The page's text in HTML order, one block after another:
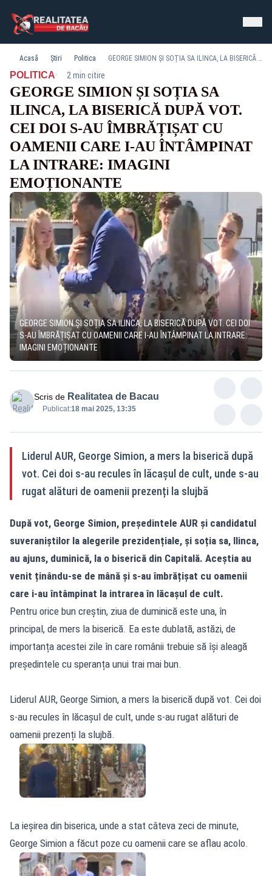
Acasă Știri Politica GEORGE SIMION ȘI SOȚIA SA ILINCA, LA BISERICĂ DUPĂ VOT. CEI DOI S-AU ÎMBRĂȚIȘAT CU OAMENII CARE I-AU ÎNTÂMPINAT LA INTRARE: IMAGINI EMOȚIONANTE
POLITICA· 2 min citire
GEORGE SIMION ȘI SOȚIA SA
ILINCA, LA BISERICĂ DUPĂ VOT.
CEI DOI S-AU ÎMBRĂȚIȘAT CU
OAMENII CARE I-AU ÎNTÂMPINAT
LA INTRARE: IMAGINI
EMOȚIONANTE
GEORGE SIMION ȘI SOȚIA SA ILINCA, LA BISERICĂ DUPĂ VOT. CEI DOI
S-AU ÎMBRĂȚIȘAT CU OAMENII CARE I-AU ÎNTÂMPINAT LA INTRARE:
IMAGINI EMOȚIONANTE
Scris de Realitatea de Bacau
Publicat:18 mai 2025, 13:35
Liderul AUR, George Simion, a mers la biserică după
vot. Cei doi s-au recules în lăcașul de cult, unde s-au
rugat alături de oamenii prezenți la slujbă
După vot, George Simion, președintele AUR și candidatul
suveraniștilor la alegerile prezidențiale, și soția sa, Ilinca,
au ajuns, duminică, la o biserică din Capitală. Aceștia au
venit ținându-se de mână și s-au îmbrățișat cu oamenii
care i-au întâmpinat la intrarea în lăcașul de cult.
Pentru orice bun creștin, ziua de duminică este una, în
principal, de mers la biserică. Ea este dublată, astăzi, de
importanța acestei zile în care românii trebuie să își aleagă
președintele cu speranța unui trai mai bun.
Liderul AUR, George Simion, a mers la biserică după vot. Cei doi
s-au recules în lăcașul de cult, unde s-au rugat alături de
oamenii prezenți la slujbă.
La ieșirea din biserica, unde a stat câteva zeci de minute,
George Simion a făcut poze cu oamenii care se aflau acolo.